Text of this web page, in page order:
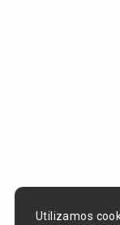
Utilizamos